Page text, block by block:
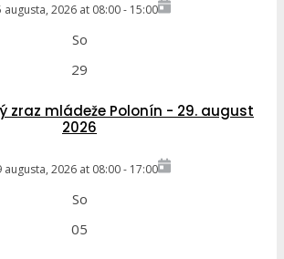
augusta, 2026 at 08:00- 15:00
So
29
zraz mládeže Polonín - 29. august
2026
augusta, 2026 at 08:00- 17:00
So
05